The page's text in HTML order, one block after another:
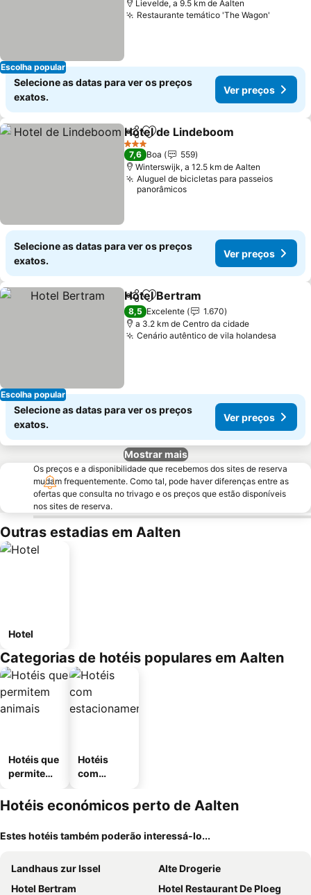
Escolha popular
Lievelde, a 9.5 km de Aalten
Restaurante temático 'The Wagon'
Selecione as datas para ver os preços
exatos.
Ver preços
PartilharAdicionar aos favoritos
Hotel de Lindeboom
3 Estrelas
7,6 Boa
559
Winterswijk, a 12.5 km de Aalten
Aluguel de bicicletas para passeios
panorâmicos
Selecione as datas para ver os preços
exatos.
Ver preços
Escolha popular
PartilharAdicionar aos favoritos
Hotel Bertram
8,5 Excelente
1.670
a 3.2 km de Centro da cidade
Cenário autêntico de vila holandesa
Selecione as datas para ver os preços
exatos.
Ver preços
Mostrar mais
Os preços e a disponibilidade que recebemos dos sites de reserva
mudam frequentemente. Como tal, pode haver diferenças entre as
ofertas que consulta no trivago e os preços que estão disponíveis
nos sites de reserva.
Outras estadias em Aalten
Hotel
Categorias de hotéis populares em Aalten
Hotéis que
permitem
Hotéis
com
mento
Hotéis económicos perto de Aalten
Estes hotéis também poderão interessá-lo...
Landhaus zur Issel
Alte Drogerie
Hotel Bertram
Hotel Restaurant De Ploeg